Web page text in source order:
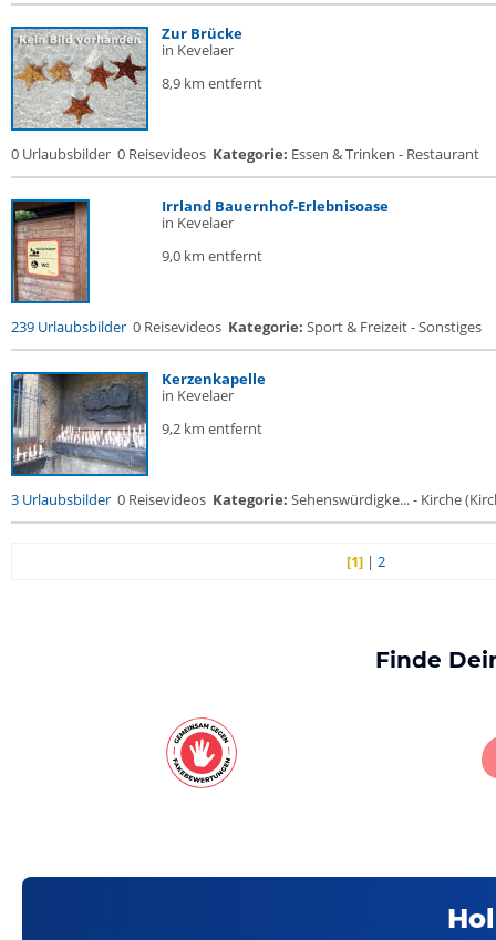
Zur Brücke
in Kevelaer
8,9 km entfernt
0 Urlaubsbilder 0 Reisevideos Kategorie: Essen & Trinken - Restaurant
Irrland Bauernhof-Erlebnisoase
in Kevelaer
9,0 km entfernt
239 Urlaubsbilder 0 Reisevideos Kategorie: Sport & Freizeit - Sonstiges
Kerzenkapelle
in Kevelaer
9,2 km entfernt
3 Urlaubsbilder 0 Reisevideos Kategorie: Sehenswürdigke... - Kirche
[1] |2
Finde